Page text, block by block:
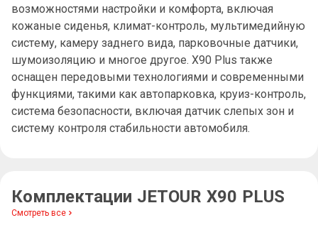
возможностями настройки и комфорта, включая
кожаные сиденья, климат-контроль, мультимедийную
систему, камеру заднего вида, парковочные датчики,
шумоизоляцию и многое другое. X90 Plus также
оснащен передовыми технологиями и современными
функциями, такими как автопарковка, круиз-контроль,
система безопасности, включая датчик слепых зон и
систему контроля стабильности автомобиля.
Комплектации JETOUR X90 PLUS
Смотреть все